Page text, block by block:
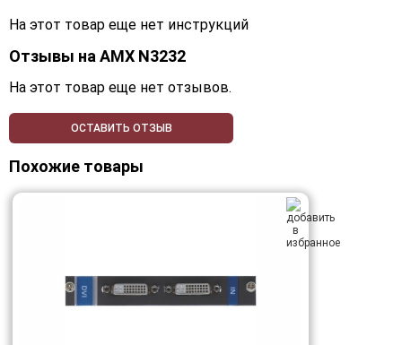
На этот товар еще нет инструкций
Отзывы наAMX N3232
На этот товар еще нет отзывов.
ОСТАВИТЬ ОТЗЫВ
Похожие товары